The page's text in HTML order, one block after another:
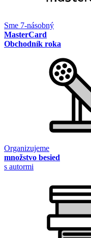
Sme 7-násobný
MasterCard
Obchodník roka
Organizujeme
množstvo besied
s autormi